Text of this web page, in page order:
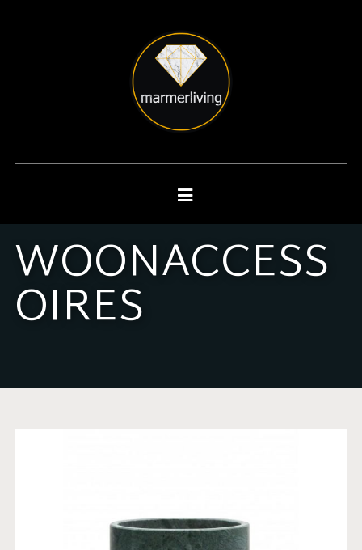
WOONACCESS
OIRES